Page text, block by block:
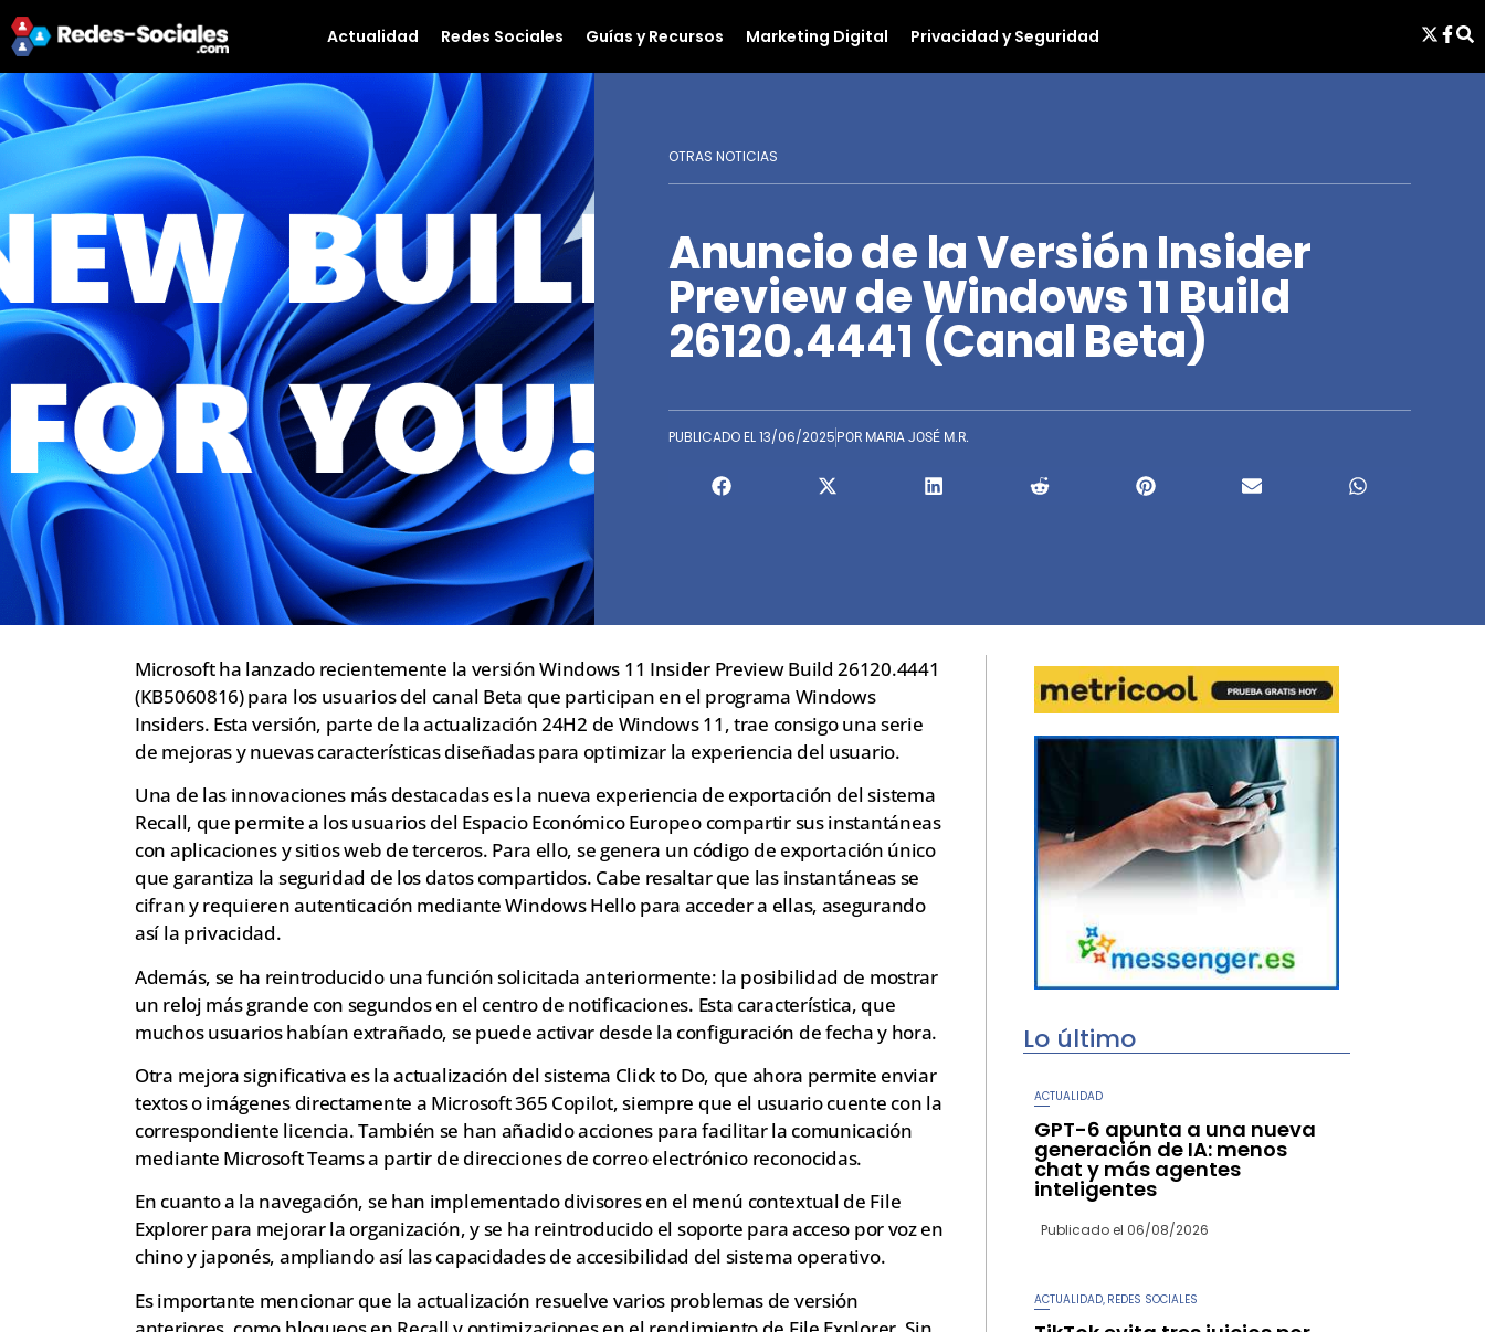
Actualidad Redes Sociales Guías y Recursos Marketing Digital Privacidad y Seguridad
OTRAS NOTICIAS
Anuncio de la Versión Insider
Preview de Windows 11 Build
26120.4441 (Canal Beta)
PUBLICADO EL13/06/2025 POR MARIA JOSÉ M.R.
Microsoft ha lanzado recientemente la versión Windows 11 Insider Preview Build 26120.4441
(KB5060816) para los usuarios del canal Beta que participan en el programa Windows
Insiders. Esta versión, parte de la actualización 24H2 de Windows 11, trae consigo una serie
de mejoras y nuevas características diseñadas para optimizar la experiencia del usuario.
Una de las innovaciones más destacadas es la nueva experiencia de exportación del sistema
Recall, que permite a los usuarios del Espacio Económico Europeo compartir sus instantáneas
con aplicaciones y sitios web de terceros. Para ello, se genera un código de exportación único
que garantiza la seguridad de los datos compartidos. Cabe resaltar que las instantáneas se
cifran y requieren autenticación mediante Windows Hello para acceder a ellas, asegurando
así la privacidad.
Además, se ha reintroducido una función solicitada anteriormente: la posibilidad de mostrar
un reloj más grande con segundos en el centro de notificaciones. Esta característica, que
muchos usuarios habían extrañado, se puede activar desde la configuración de fecha y hora.
Otra mejora significativa es la actualización del sistema Click to Do, que ahora permite enviar
textos o imágenes directamente a Microsoft 365 Copilot, siempre que el usuario cuente con la
correspondiente licencia. También se han añadido acciones para facilitar la comunicación
mediante Microsoft Teams a partir de direcciones de correo electrónico reconocidas.
En cuanto a la navegación, se han implementado divisores en el menú contextual de File
Explorer para mejorar la organización, y se ha reintroducido el soporte para acceso por voz en
chino y japonés, ampliando así las capacidades de accesibilidad del sistema operativo.
Es importante mencionar que la actualización resuelve varios problemas de versión
Lo último
ACTUALIDAD
GPT-6 apunta a una nueva
generación de IA: menos
chat y más agentes
inteligentes
Publicado el 06/08/2026
ACTUALIDAD REDES SOCIALES